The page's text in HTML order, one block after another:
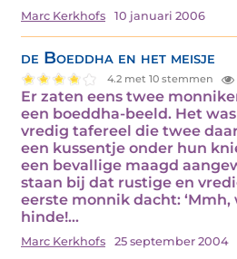
Marc Kerkhofs 10 januari 2006
de Boeddha en het meisje
4.2 met 10 stemmen
Er zaten eens twee
een boeddha-beeld. Het
vredig tafereel die twee
een kussentje onder hun
een bevallige maagd
staan bij dat rustige en
eerste monnik dacht: ‘Mmh,
hinde!…
Marc Kerkhofs 25 september 2004